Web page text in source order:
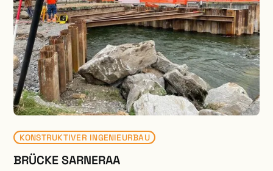
KONSTRUKTIVER INGENIEURBAU
BRÜCKE SARNERAA